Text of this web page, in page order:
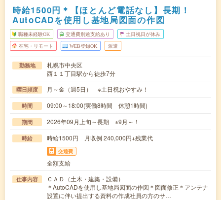
時給1500円＊【ほとんど電話なし】長期！
AutoCADを使用し基地局図面の作図
職種未経験OK 交通費別途支給あり 土日祝日が休み
在宅・リモート WEB登録OK 派遣
勤務地
札幌市中央区
西１１丁目駅から徒歩7分
曜日頻度 月～金（週5日） ※土日祝おやすみ！
時間 09:00～18:00(実働8時間 休憩1時間)
期間 2026年09月上旬～長期 ※9月～！
時給 時給1500円 月収例 240,000円+残業代
交通費
全額支給
仕事内容
ＣＡＤ（土木・建築・設備）
＊AutoCADを使用し基地局図面の作図＊図面修正＊アンテナ
設置に伴い提出する資料の作成社員の方のサ…